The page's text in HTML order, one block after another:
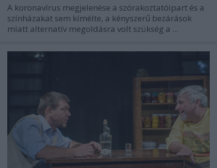
A koronavírus megjelenése a szórakoztatóipart és a
színházakat sem kímélte, a kényszerű bezárások
miatt alternatív megoldásra volt szükség a ...